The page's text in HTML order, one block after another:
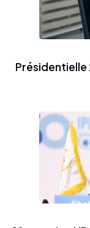
Présidentielle